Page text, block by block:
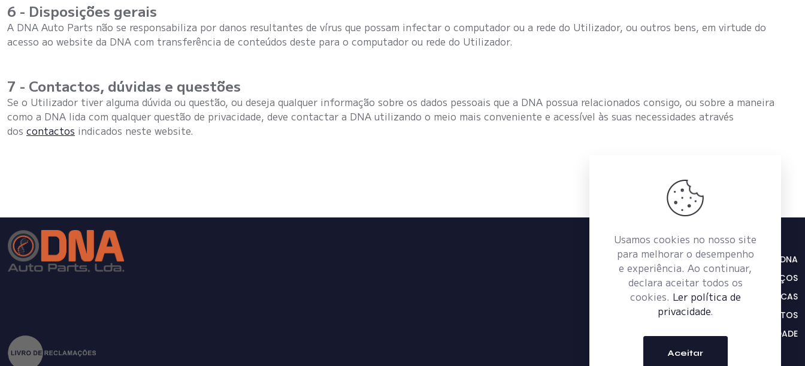
6 - Disposições gerais
A DNA Auto Parts não se responsabiliza por danos resultantes de vírus que possam infectar o computador ou a rede do Utilizador, ou outros bens, em virtude do
acesso ao website da DNA com transferência de conteúdos deste para o computador ou rede do Utilizador.
7 - Contactos, dúvidas e questões
Se o Utilizador tiver alguma dúvida ou questão, ou deseja qualquer informação sobre os dados pessoais que a DNA possua relacionados consigo, ou sobre a maneira
como a DNA lida com qualquer questão de privacidade, deve contactar a DNA utilizando o meio mais conveniente e acessível às suas necessidades através
dos contactos indicados neste website.
A DNA
SERVIÇOS
PRODUTOS E MARCAS
CONTACTOS
POLÍTICA DE PRIVACIDADE
Usamos cookies no nosso site
para melhorar o desempenho
e experiência. Ao continuar,
declara aceitar todos os
cookies. Ler política de
privacidade.
Aceitar